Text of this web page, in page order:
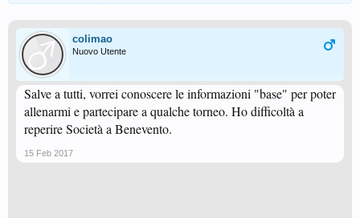
colimao
Nuovo Utente
Salve a tutti, vorrei conoscere le informazioni "base" per poter
allenarmi e partecipare a qualche torneo. Ho difficoltà a
reperire Società a Benevento.
15 Feb 2017